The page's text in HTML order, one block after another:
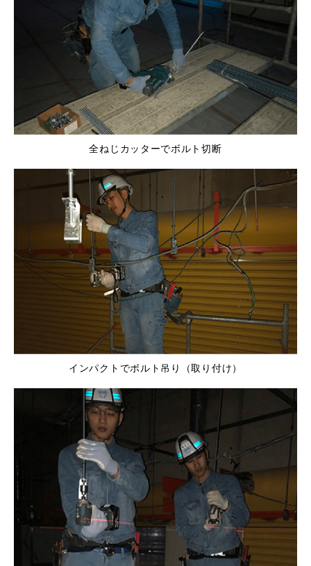
全ねじカッターでボルト切断
インパクトでボルト吊り（取り付け）